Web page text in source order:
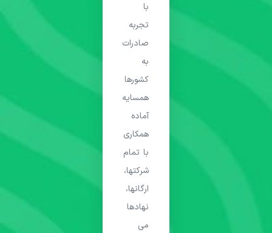
با
تجربه
صادرات
به
کشورها
همسایه
آماده
همکاری
با تمام
شرکتها،
ارگانها،
نهادها
می